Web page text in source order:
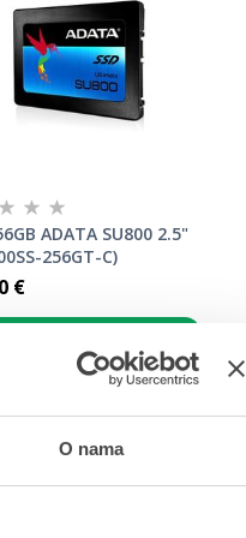
O nama
ADATA SU800 2.5"
256GT-C)
€
ADATA
1: 256 GB
čitanja MB/s: 560 Mb/s